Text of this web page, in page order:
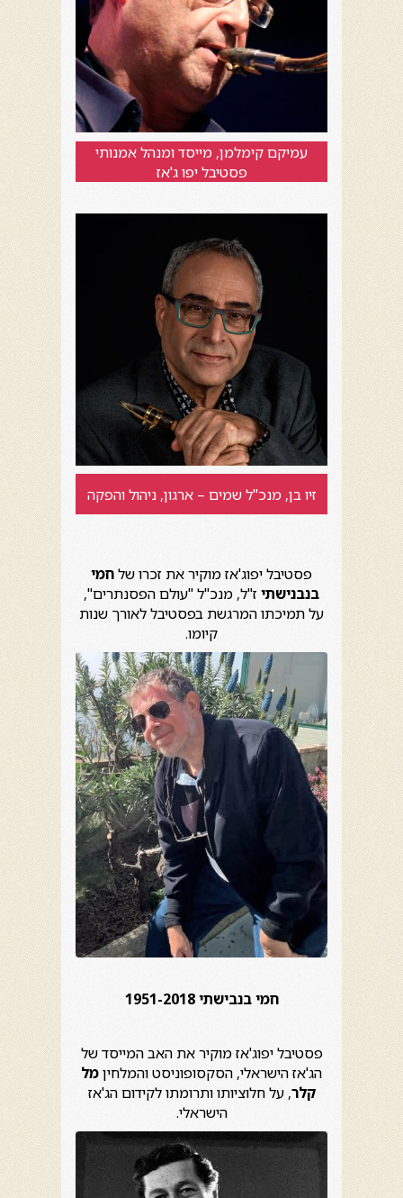
עמיקם קימלמן, מייסד ומנהל אמנותי
פסטיבל יפו ג'אז
זיו בן, מנכ"ל שמים – ארגון, ניהול והפקה
פסטיבל יפוג'אז מוקיר את זכרו שלחמי
בנבנישתי ז"ל, מנכ"ל "עולם הפסנתרים",
על תמיכתו המרגשת בפסטיבל לאורך שנות
קיומו.
חמי בנבישתי 1951-2018
פסטיבל יפוג'אז מוקיר את האב המייסד של
הג'אז הישראלי, הסקסופוניסט והמלחיןמל
קלר, על חלוציותו ותרומתו לקידום הג'אז
הישראלי.